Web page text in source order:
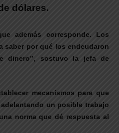
dólares.
además corresponde. Los
saber por qué los endeudaron
dinero”, sostuvo la jefa de
mecanismos para que
un posible trabajo
norma que dé respuesta al